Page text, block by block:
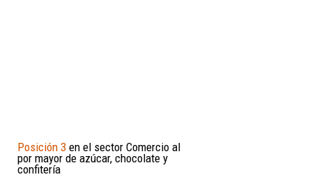
Posición 3 en el sector Comercio al
por mayor de azúcar, chocolate y
confitería